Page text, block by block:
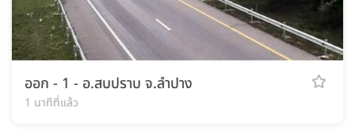
ออก - 1 - อ.สบปราบ จ.ลำปาง
1 นาทีที่แล้ว